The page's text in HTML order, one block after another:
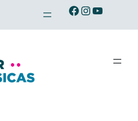
Ibermusicas en Facebook
Ibermusicas en Instagram
Ibermusicas en Youtube